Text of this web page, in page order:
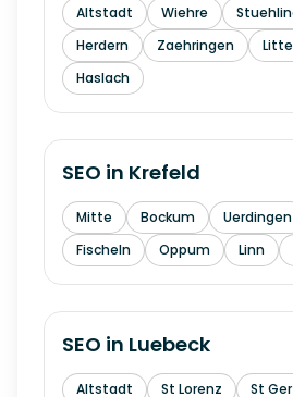
Altstadt Wiehre
Herdern
Zaehringen
Haslach
SEO in Krefeld
Mitte Bockum Uerdingen
Fischeln
Oppum Linn
SEO in Luebeck
Altstadt St Lorenz
St